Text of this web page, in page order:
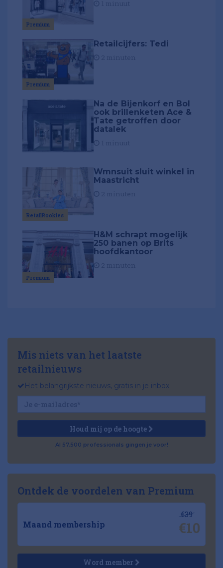
Premium
Premium
Retailcijfers: Tedi
Na de Bijenkorf en Bol
ook brillenketen Ace &
Tate getroffen door
datalek
RetailRookies
Wmnsuit sluit winkel in
Maastricht
Premium
H&M schrapt mogelijk
250 banen op Brits
hoofdkantoor
Mis niets van het laatste
retailnieuws
Het belangrijkste nieuws, gratis in je inbox
Houd mij op de hoogte
Al 57.500 professionals gingen je voor!
Ontdek de voordelen van Premium
Maand membership
€39
€10
Word member